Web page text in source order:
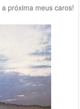
próxima meus caros!